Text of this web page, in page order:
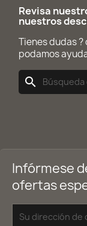
Revisa
nuestros
Tienes dudas
podamos
search
Infórmese
ofertas